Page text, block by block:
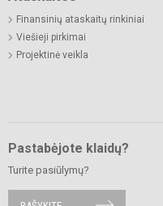
Finansinių ataskaitų rinkiniai
Viešieji pirkimai
Projektinė veikla
Pastabėjote klaidų?
Turite pasiūlymų?